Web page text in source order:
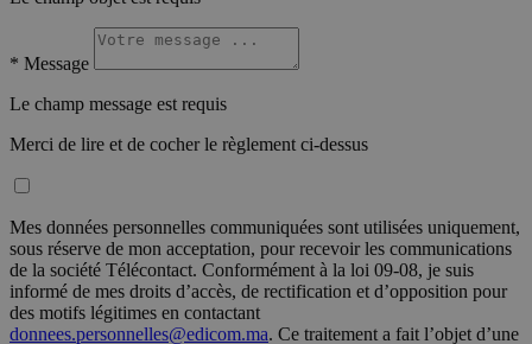
* Message
Le champ message est requis
Merci de lire et de cocher le règlement ci-dessus
Mes données personnelles communiquées sont utilisées uniquement,
sous réserve de mon acceptation, pour recevoir les communications
de la société Télécontact. Conformément à la loi 09-08, je suis
informé de mes droits d’accès, de rectification et d’opposition pour
des motifs légitimes en contactant
donnees.personnelles@edicom.ma. Ce traitement a fait l’objet d’une